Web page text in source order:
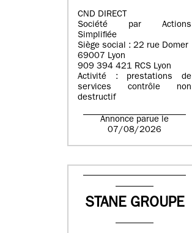
CND DIRECT
Société par Actions
Simplifiée
Siège social : 22 rue Domer
69007 Lyon
909 394 421 RCS Lyon
Activité : prestations de
services contrôle non
destructif
Annonce parue le
07/08/2026
STANE GROUPE